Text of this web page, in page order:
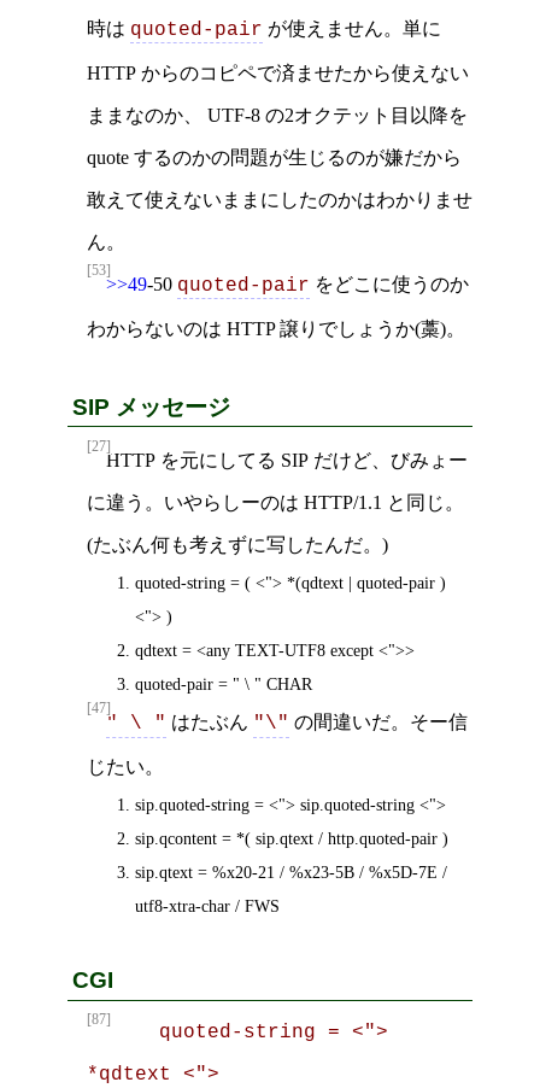
時は quoted-pair が使えません。単に
HTTP からのコピペで済ませたから使えない
ままなのか、 UTF-8 の2オクテット目以降を
quote するのかの問題が生じるのが嫌だから
敢えて使えないままにしたのかはわかりませ
ん。
[53]
>>49-50 quoted-pair をどこに使うのか
わからないのは HTTP 譲りでしょうか(藁)。
SIP メッセージ
[27]
HTTP を元にしてる SIP だけど、びみょー
に違う。いやらしーのは HTTP/1.1 と同じ。
(たぶん何も考えずに写したんだ。)
quoted-string = ( <"> *(qdtext | quoted-pair )
<"> )
qdtext = <any TEXT-UTF8 except <">>
quoted-pair = " \ " CHAR
[47]
" \ " はたぶん "\" の間違いだ。そー信
じたい。
sip.quoted-string = <"> sip.quoted-string <">
sip.qcontent = *( sip.qtext / http.quoted-pair )
sip.qtext = %x20-21 / %x23-5B / %x5D-7E /
utf8-xtra-char / FWS
CGI
[87]
      quoted-string = <">
*qdtext <">